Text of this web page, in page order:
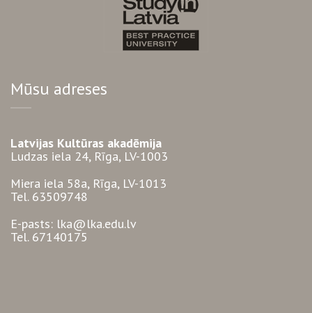
Mūsu adreses
Latvijas Kultūras akadēmija
Ludzas iela 24, Rīga, LV-1003
Miera iela 58a, Rīga, LV-1013
Tel. 63509748
E-pasts: lka@lka.edu.lv
Tel. 67140175